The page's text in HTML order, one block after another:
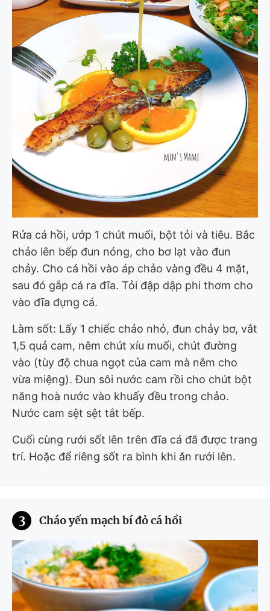
Rửa cá hồi, ướp 1 chút muối, bột tỏi và tiêu. Bắc
chảo lên bếp đun nóng, cho bơ lạt vào đun
chảy. Cho cá hồi vào áp chảo vàng đều 4 mặt,
sau đó gắp cá ra đĩa. Tỏi đập dập phi thơm cho
vào đĩa đựng cá.
Làm sốt: Lấy 1 chiếc chảo nhỏ, đun chảy bơ, vắt
1,5 quả cam, nêm chút xíu muối, chút đường
vào (tùy độ chua ngọt của cam mà nêm cho
vừa miệng). Đun sôi nước cam rồi cho chút bột
năng hoà nước vào khuấy đều trong chảo.
Nước cam sệt sệt tắt bếp.
Cuối cùng rưới sốt lên trên đĩa cá đã được trang
trí. Hoặc để riêng sốt ra bình khi ăn rưới lên.
3 Cháo yến mạch bí đỏ cá hồi